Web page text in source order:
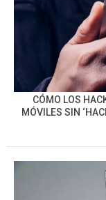
CÓMO LOS
MÓVILES SIN